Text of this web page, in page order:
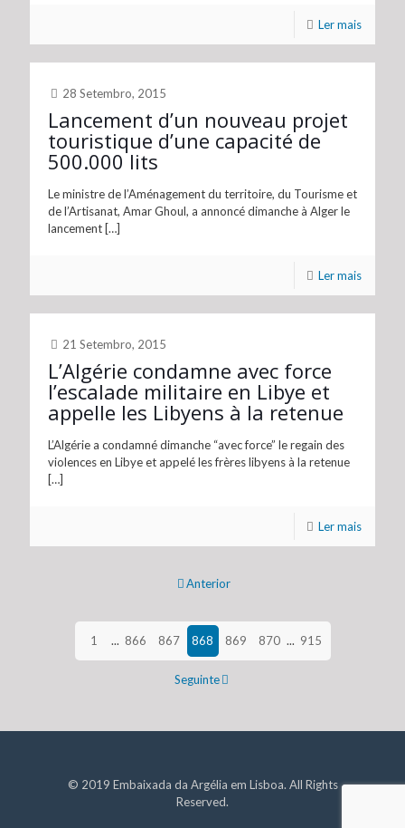
Ler mais
28 Setembro, 2015
Lancement d’un nouveau projet
touristique d’une capacité de
500.000 lits
Le ministre de l’Aménagement du territoire, du Tourisme et
de l’Artisanat, Amar Ghoul, a annoncé dimanche à Alger le
lancement […]
Ler mais
21 Setembro, 2015
L’Algérie condamne avec force
l’escalade militaire en Libye et
appelle les Libyens à la retenue
L’Algérie a condamné dimanche “avec force” le regain des
violences en Libye et appelé les frères libyens à la retenue
[…]
Ler mais
Anterior
1 ... 866 867 868 869 870 ... 915
Seguinte
© 2019 Embaixada da Argélia em Lisboa. All Rights
Reserved.